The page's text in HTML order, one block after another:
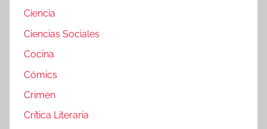
Ciencia
Ciencias Sociales
Cocina
Cómics
Crimen
Crítica Literaria